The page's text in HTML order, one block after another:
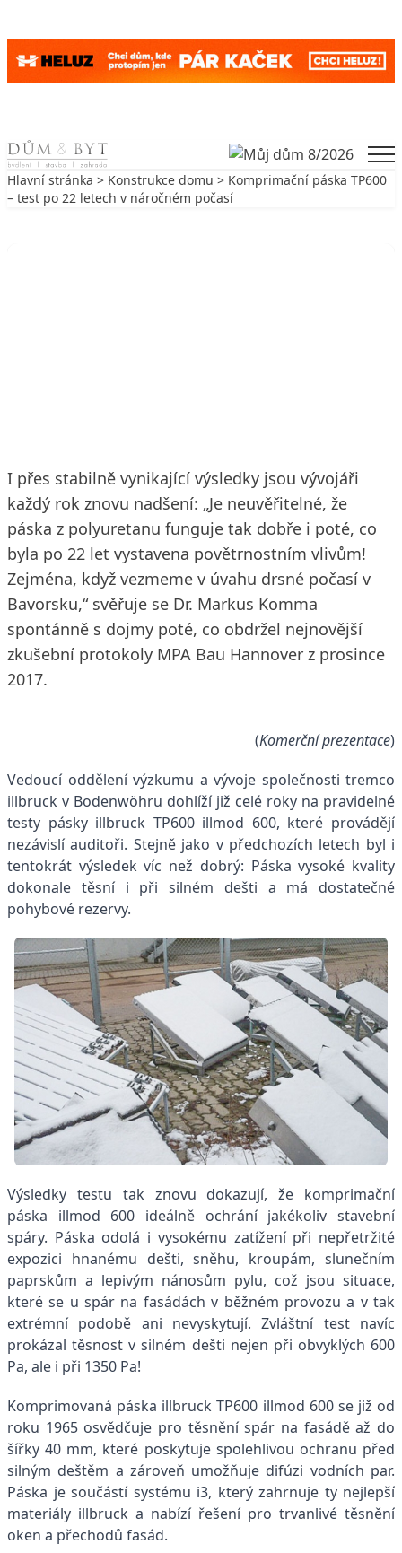
Skip to content
Hlavní stránka > Konstrukce domu > Komprimační páska TP600
– test po 22 letech v náročném počasí
I přes stabilně vynikající výsledky jsou vývojáři
každý rok znovu nadšení: „Je neuvěřitelné, že
páska z polyuretanu funguje tak dobře i poté, co
byla po 22 let vystavena povětrnostním vlivům!
Zejména, když vezmeme v úvahu drsné počasí v
Bavorsku,“ svěřuje se Dr. Markus Komma
spontánně s dojmy poté, co obdržel nejnovější
zkušební protokoly MPA Bau Hannover z prosince
2017.
(Komerční prezentace)
Vedoucí oddělení výzkumu a vývoje společnosti tremco
illbruck v Bodenwöhru dohlíží již celé roky na pravidelné
testy pásky illbruck TP600 illmod 600, které provádějí
nezávislí auditoři. Stejně jako v předchozích letech byl i
tentokrát výsledek víc než dobrý: Páska vysoké kvality
dokonale těsní i při silném dešti a má dostatečné
pohybové rezervy.
Výsledky testu tak znovu dokazují, že komprimační
páska illmod 600 ideálně ochrání jakékoliv stavební
spáry. Páska odolá i vysokému zatížení při nepřetržité
expozici hnanému dešti, sněhu, kroupám, slunečním
paprskům a lepivým nánosům pylu, což jsou situace,
které se u spár na fasádách v běžném provozu a v tak
extrémní podobě ani nevyskytují. Zvláštní test navíc
prokázal těsnost v silném dešti nejen při obvyklých 600
Pa, ale i při 1350 Pa!
Komprimovaná páska illbruck TP600 illmod 600 se již od
roku 1965 osvědčuje pro těsnění spár na fasádě až do
šířky 40 mm, které poskytuje spolehlivou ochranu před
silným deštěm a zároveň umožňuje difúzi vodních par.
Páska je součástí systému i3, který zahrnuje ty nejlepší
materiály illbruck a nabízí řešení pro trvanlivé těsnění
oken a přechodů fasád.